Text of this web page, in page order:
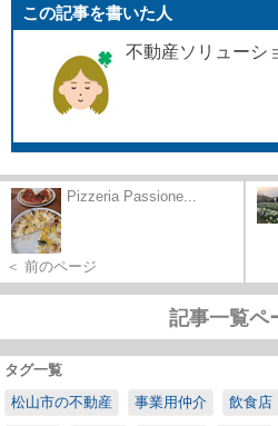
この記事を書いた人
不動産ソリューシ
Pizzeria Passione...
＜ 前のページ
記事一覧ペ
タグ一覧
松山市の不動産
事業用仲介 飲食店